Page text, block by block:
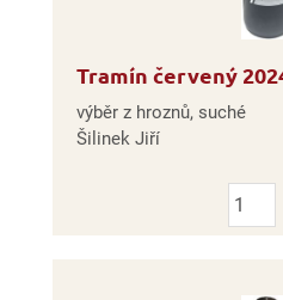
Tramín červený
výběr z hroznů, suché
Šilinek Jiří
Počet